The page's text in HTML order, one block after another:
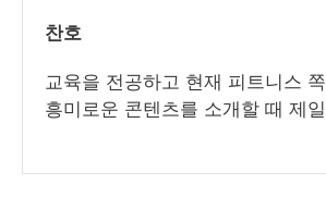
찬호
교육을 전공하고 현재 피트니스
흥미로운 콘텐츠를 소개할 때 제